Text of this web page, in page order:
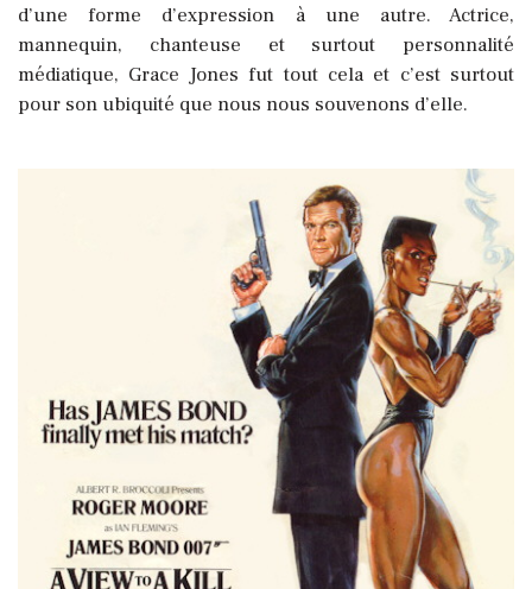
d’une forme d’expression à une autre. Actrice,
mannequin, chanteuse et surtout personnalité
médiatique, Grace Jones fut tout cela et c’est surtout
pour son ubiquité que nous nous souvenons d’elle.